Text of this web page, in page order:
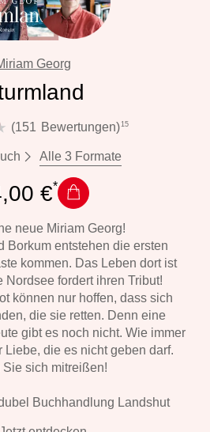
Georg
(151 Bewertungen) 15
Alle 3 Formate
€
neue Miriam Georg!
Borkum entstehen die ersten
kommen. Das Leben dort ist
Nordsee fordert ihren Tribut!
können nur hoffen, dass sich
die sie retten. Denn eine
gibt es noch nicht. Wie immer
Liebe, die es nicht geben darf.
Sie sich mitreißen!
Buchhandlung Landshut